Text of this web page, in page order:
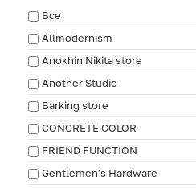
Все
Allmodernism
Anokhin Nikita store
Another Studio
Barking store
CONCRETE COLOR
FRIEND FUNCTION
Gentlemen's Hardware